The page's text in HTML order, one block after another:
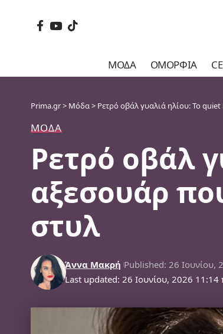
ΜΌΔΑ ΟΜΟΡΦΙΆ
Prima.gr> Μόδα> Ρετρό οβάλ γυαλιά ηλίου: Το
ΜΌΔΑ
Ρετρό οβάλ
αξεσουάρ
στυλ
Last updated: 26 Ιουνίου, 2026 11:14
Άννα Μακρή Published: 26 Ιουνίου,